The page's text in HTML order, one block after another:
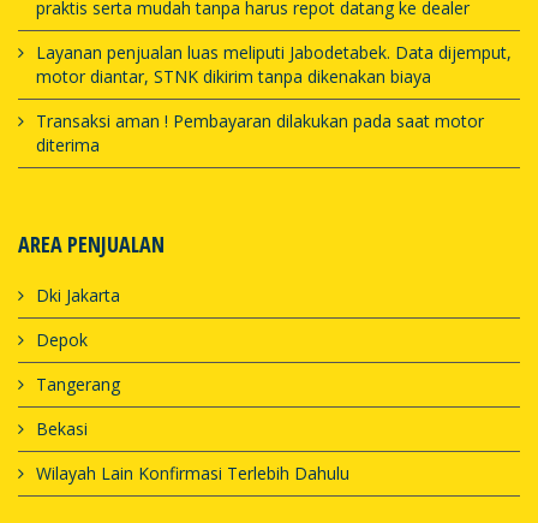
praktis serta mudah tanpa harus repot datang ke dealer
Layanan penjualan luas meliputi Jabodetabek. Data dijemput,
motor diantar, STNK dikirim tanpa dikenakan biaya
Transaksi aman ! Pembayaran dilakukan pada saat motor
diterima
AREA PENJUALAN
Dki Jakarta
Depok
Tangerang
Bekasi
Wilayah Lain Konfirmasi Terlebih Dahulu